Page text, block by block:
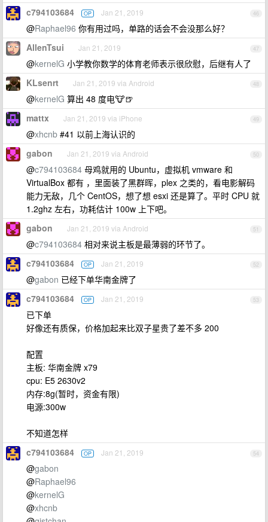
46
c794103684 OP Jan 21, 2019
@Raphael96 你有用过吗，单路的话会不会没那么好？
47
AllenTsui Jan 21, 2019
@kernelG 小学教你数学的体育老师表示很欣慰，后继有人了
48
KLsenrt Jan 21, 2019 via Android
@kernelG 算出 48 度电🐮🍺
49
mattx Jan 21, 2019 via iPhone
@xhcnb #41 以前上海认识的
50
gabon Jan 21, 2019 via Android
@c794103684 母鸡就用的 Ubuntu，虚拟机 vmware 和
VirtualBox 都有 ，里面装了黑群晖，plex 之类的，看电影解码
能力无敌，几个 CentOS，想了想 esxi 还是算了。平时 CPU 就
1.2ghz 左右，功耗估计 100w 上下吧。
51
gabon Jan 21, 2019 via Android
@c794103684 相对来说主板是最薄弱的环节了。
52
c794103684 OP Jan 21, 2019
@gabon 已经下单华南金牌了
53
c794103684 OP Jan 21, 2019
已下单
好像还有质保，价格加起来比双子星贵了差不多 200
配置
主板: 华南金牌 x79
cpu: E5 2630v2
内存:8g(暂时，资金有限)
电源:300w
不知道怎样
54
c794103684 OP Jan 21, 2019
@gabon
@Raphael96
@kernelG
@xhcnb